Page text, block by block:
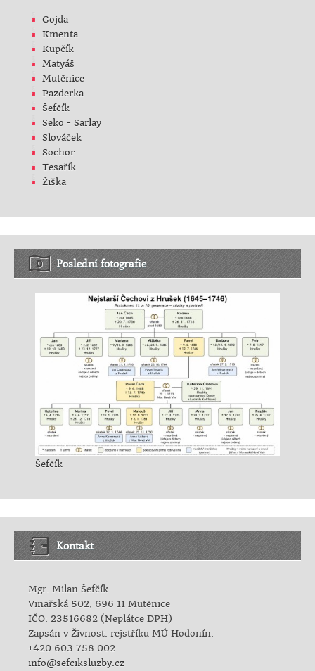
Gojda
Kmenta
Kupčík
Matyáš
Mutěnice
Pazderka
Šefčík
Seko - Sarlay
Slováček
Sochor
Tesařík
Žiška
Poslední fotografie
Šefčík
Kontakt
Mgr. Milan Šefčík
Vinařská 502, 696 11 Mutěnice
IČO: 23516682 (Neplátce DPH)
Zapsán v Živnost. rejstříku MÚ Hodonín.
+420 603 758 002
info@sefciksluzby.cz